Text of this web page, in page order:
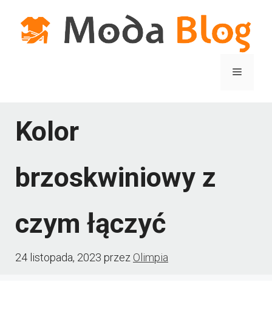
Menu
Kolor
brzoskwiniowy z
czym łączyć
24 listopada, 2023 przez Olimpia